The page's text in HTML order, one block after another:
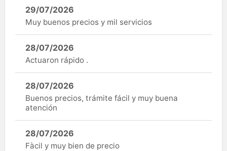
29/07/2026
Muy buenos precios y mil servicios
28/07/2026
Actuaron rápido .
28/07/2026
Buenos precios, trámite fácil y muy buena
atención
28/07/2026
Fàcil y muy bien de precio